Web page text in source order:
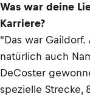
Was war deine
Karriere?
"Das war
natürlich auch
DeCoster
spezielle Strecke,